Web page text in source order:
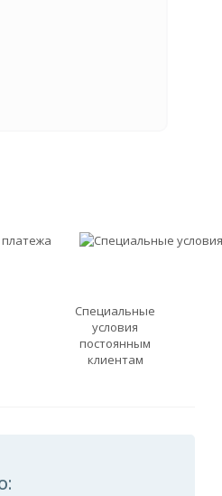
Специальные
условия
постоянным
клиентам